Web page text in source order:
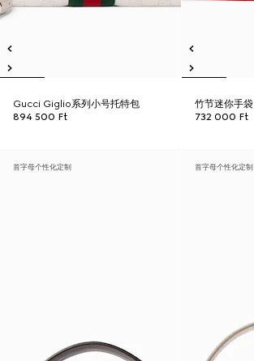
Gucci Giglio系列小号托特包
894 500 Ft
竹节迷你手袋
732 000 Ft
首字母个性化定制 首字母个性化定制